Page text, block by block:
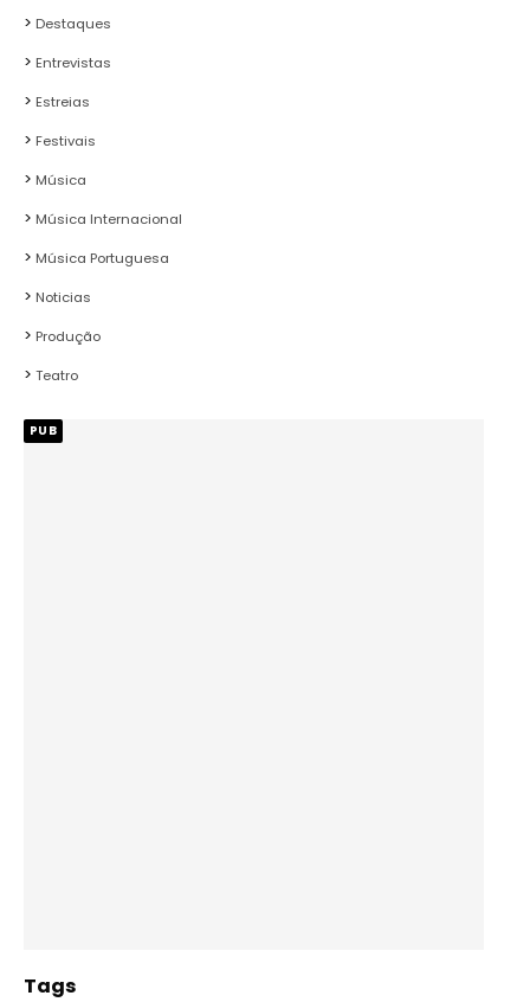
Destaques
Entrevistas
Estreias
Festivais
Música
Música Internacional
Música Portuguesa
Noticias
Produção
Teatro
PUB
Tags